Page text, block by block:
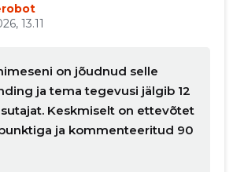
13.11
on jõudnud selle
ja tema tegevusi jälgib 12
Keskmiselt on ettevõtet
ja kommenteeritud 90